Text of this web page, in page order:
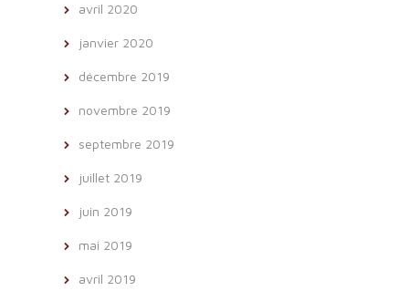
avril 2020
janvier 2020
décembre 2019
novembre 2019
septembre 2019
juillet 2019
juin 2019
mai 2019
avril 2019